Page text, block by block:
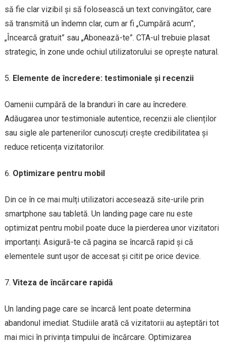
să fie clar vizibil și să folosească un text convingător, care
să transmită un îndemn clar, cum ar fi „Cumpără acum”,
„Încearcă gratuit” sau „Abonează-te”. CTA-ul trebuie plasat
strategic, în zone unde ochiul utilizatorului se oprește natural.
Elemente de încredere: testimoniale și recenzii
Oamenii cumpără de la branduri în care au încredere.
Adăugarea unor testimoniale autentice, recenzii ale clienților
sau sigle ale partenerilor cunoscuți crește credibilitatea și
reduce reticența vizitatorilor.
Optimizare pentru mobil
Din ce în ce mai mulți utilizatori accesează site-urile prin
smartphone sau tabletă. Un landing page care nu este
optimizat pentru mobil poate duce la pierderea unor vizitatori
importanți. Asigură-te că pagina se încarcă rapid și că
elementele sunt ușor de accesat și citit pe orice device.
Viteza de încărcare rapidă
Un landing page care se încarcă lent poate determina
abandonul imediat. Studiile arată că vizitatorii au așteptări tot
mai mici în privința timpului de încărcare. Optimizarea